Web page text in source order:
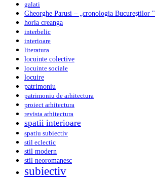
galati
Gheorghe Parusi – „cronologia Bucureştilor "
horia creanga
interbelic
interioare
literatura
locuinte colective
locuinte sociale
locuire
patrimoniu
patrimoniu de arhitectura
proiect arhitectura
revista arhitectura
spatii interioare
spatiu subiectiv
stil eclectic
stil modern
stil neoromanesc
subiectiv